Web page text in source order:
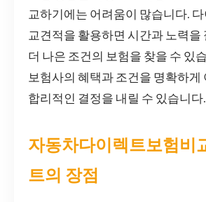
교하기에는 어려움이 많습니다.
교견적을 활용하면 시간과 노력을
더 나은 조건의 보험을 찾을 수 있
보험사의 혜택과 조건을 명확하게
합리적인 결정을 내릴 수 있습니다.
자동차다이렉트보험비
트의 장점